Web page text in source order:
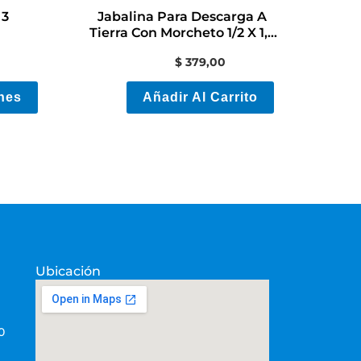
Jabalina Para Descarga A
Tierra Con Morcheto 1/2 X 1,5
$ 379,00
Añadir Al Carrito
Ubicación